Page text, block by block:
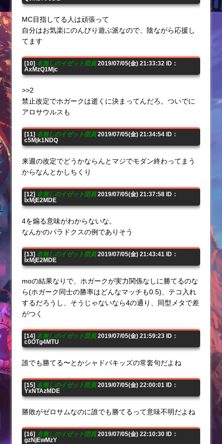
MC目指してる人は頑張って
自分はお気楽にのんびり遊ぶ派なので、陰ながら応援し
てます
[10] 名無しのイゼット団員2019/07/05(金) 21:33:32 ID：
AxMzQ1Mjc
>>2
禁止改定でホガークは逝くに決まってんだろ。ついでに
アロサウルスも
[11] 名無しのイゼット団員2019/07/05(金) 21:34:54 ID：
c5Mjk1NDQ
来週の改定でどうかならんとマジでモダン終わってまう
からなんとかしちくり
[12] 名無しのイゼット団員2019/07/05(金) 21:37:58 ID：
IxMjE2MDE
4を煽る意味がわからないな。
なんかのパラドクスの例でありそう
[13] 名無しのイゼット団員2019/07/05(金) 21:43:41 ID：
IxMjE2MDE
moの結果なりで、ホガークが実力関係なしに勝てるのな
ら(ホガーク同士の勝率はどんなマッチも0.5)、テコ入れ
するだろうし、そうじゃないなら4の通り、同型メタで差
がつく
[14] 名無しのイゼット団員2019/07/05(金) 21:59:23 ID：
c0OTg4MTU
誰でも勝てる〜とかシャドバキッズの常套句だよね
[15] 名無しのイゼット団員2019/07/05(金) 22:00:01 ID：
YxNTAzMDE
勝敗がゼロサムなのに誰でも勝てるって意味不明だよね
[16] 名無しのイゼット団員2019/07/05(金) 22:10:30 ID：
gzNjEwMzY